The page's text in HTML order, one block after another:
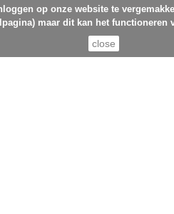
op onze website te
maar dit kan het functioneren
close